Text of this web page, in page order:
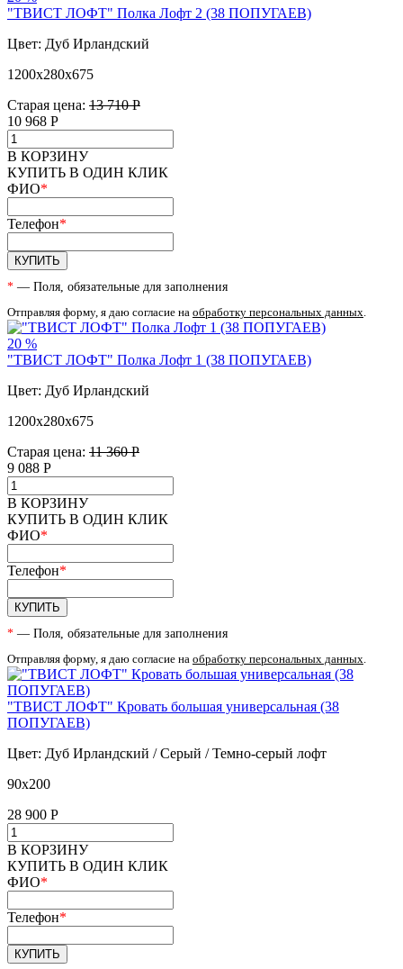
"ТВИСТ ЛОФТ" Полка Лофт 2 (38 ПОПУГАЕВ)
Цвет: Дуб Ирландский
1200х280х675
Старая цена: 13 710 Р
10 968 Р
В КОРЗИНУ
КУПИТЬ В ОДИН КЛИК
ФИО*
Телефон*
КУПИТЬ
* — Поля, обязательные для заполнения
Отправляя форму, я даю согласие на обработку персональных данных
20 %
"ТВИСТ ЛОФТ" Полка Лофт 1 (38 ПОПУГАЕВ)
Цвет: Дуб Ирландский
1200х280х675
Старая цена: 11 360 Р
9 088 Р
В КОРЗИНУ
КУПИТЬ В ОДИН КЛИК
ФИО*
Телефон*
КУПИТЬ
* — Поля, обязательные для заполнения
Отправляя форму, я даю согласие на обработку персональных данных
"ТВИСТ ЛОФТ" Кровать большая универсальная (38
ПОПУГАЕВ)
Цвет: Дуб Ирландский / Серый / Темно-серый лофт
90х200
28 900 Р
В КОРЗИНУ
КУПИТЬ В ОДИН КЛИК
ФИО*
Телефон*
КУПИТЬ